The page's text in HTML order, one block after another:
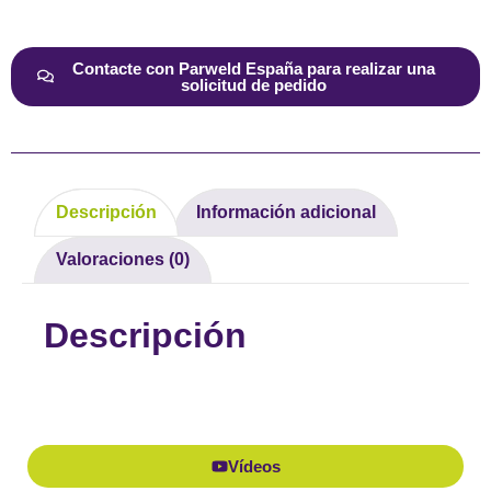
Contacte con Parweld España para realizar una
solicitud de pedido
Descripción Información adicional
Valoraciones (0)
Descripción
Vídeos